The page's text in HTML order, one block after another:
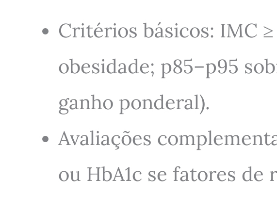
Critérios básicos: IMC
obesidade; p85–p95
ganho ponderal).
Avaliações
ou HbA1c se fatores